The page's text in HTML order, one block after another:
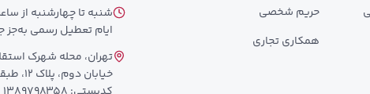
حریم شخصی
همکاری تجاری
ایام تعطیل رسمی به‌جز
تهران، محله شهرک
خیابان